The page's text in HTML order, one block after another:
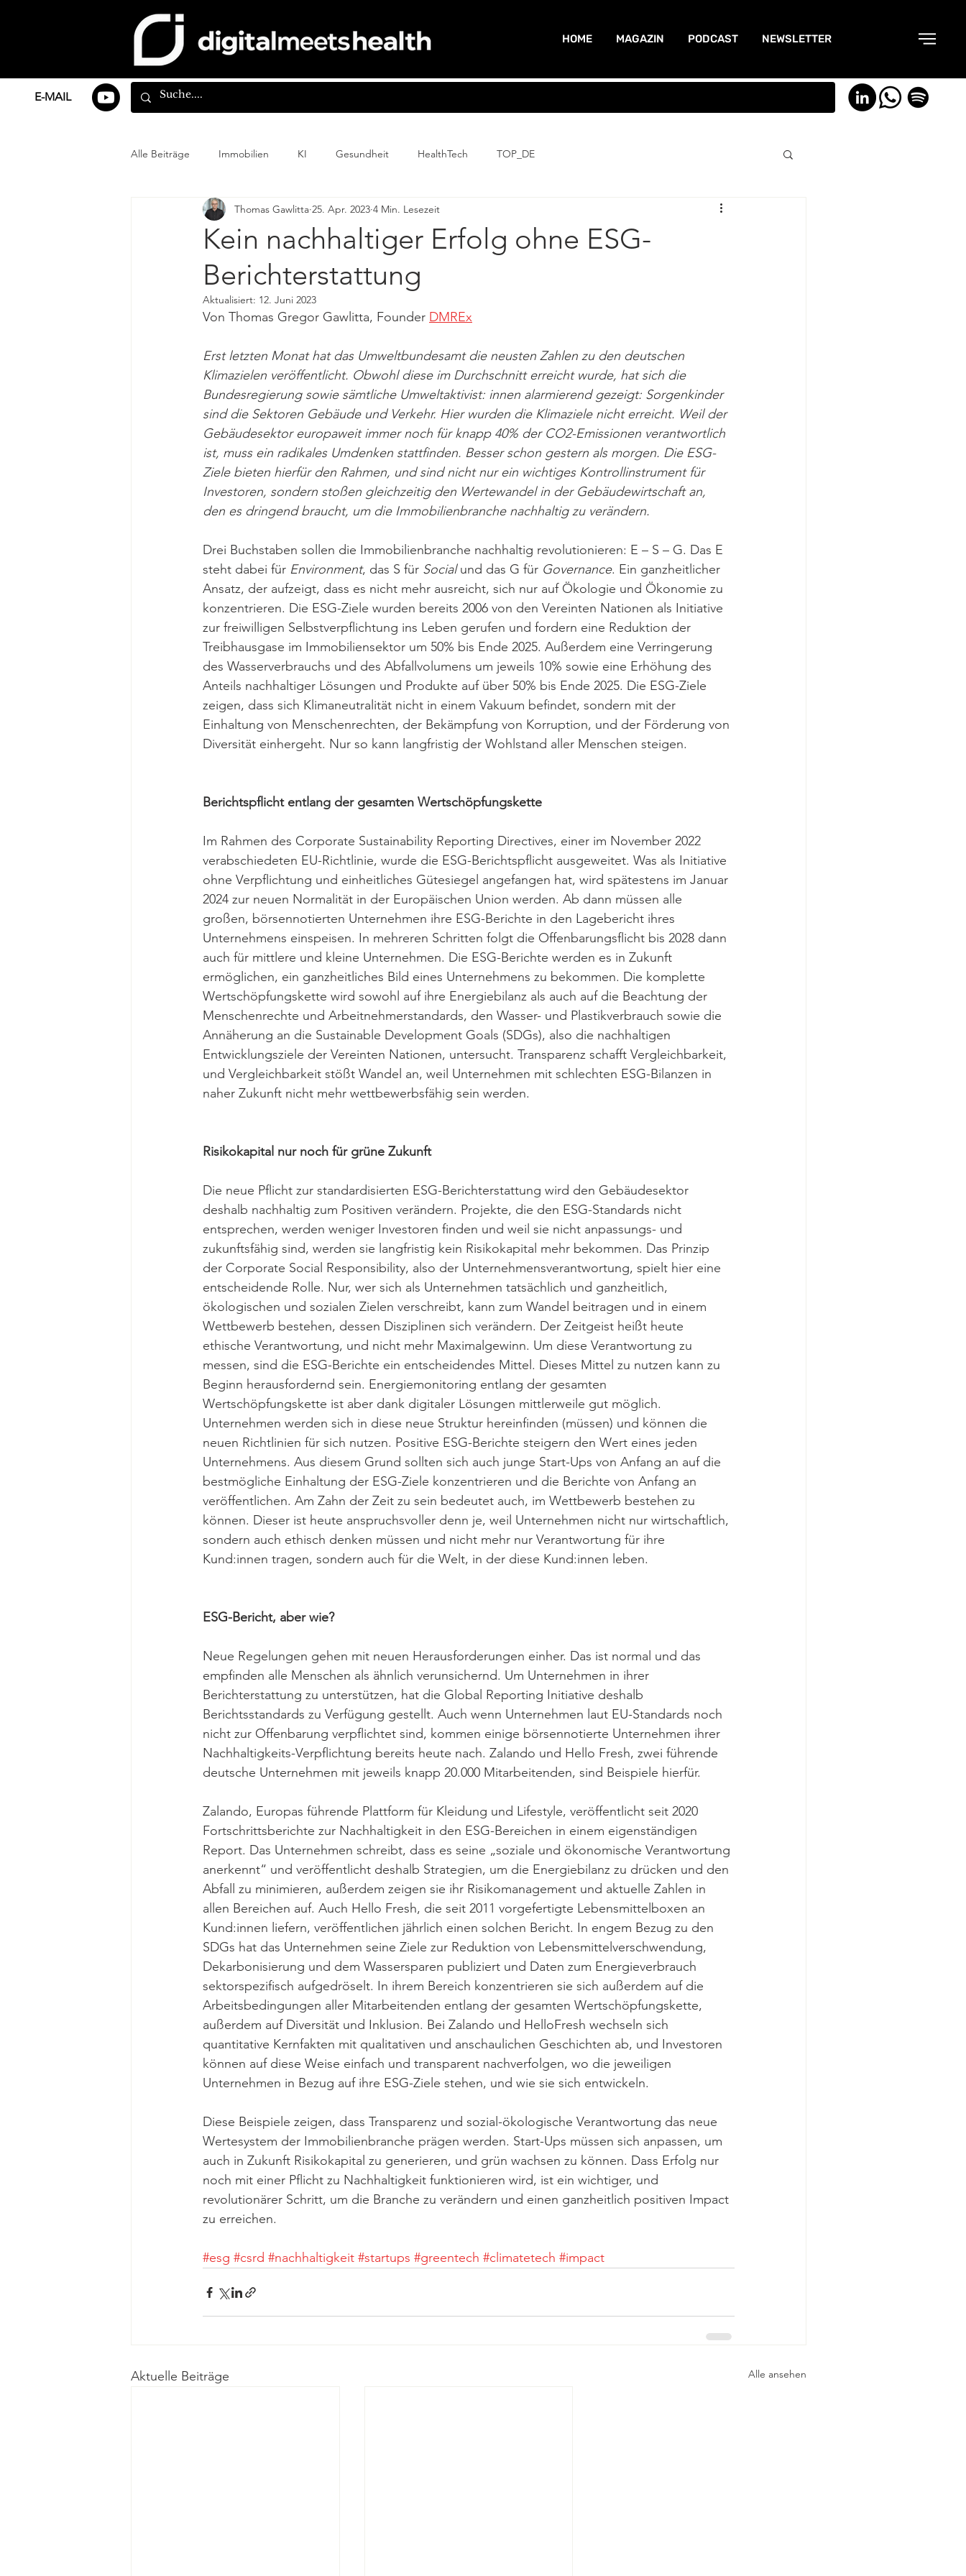
E-MAIL
HOME MAGAZIN PODCAST NEWSLETTER
Alle Beiträge Immobilien KI Gesundheit HealthTech TOP_DE
Kein nachhaltiger Erfolg ohne ESG-
Berichterstattung
Thomas Gawlitta 25. Apr. 2023 4 Min. Lesezeit
Aktualisiert: 12. Juni 2023
Von Thomas Gregor Gawlitta, Founder DMREx
Erst letzten Monat hat das Umweltbundesamt die neusten Zahlen zu den deutschen
Klimazielen veröffentlicht. Obwohl diese im Durchschnitt erreicht wurde, hat sich die
Bundesregierung sowie sämtliche Umweltaktivist: innen alarmierend gezeigt: Sorgenkinder
sind die Sektoren Gebäude und Verkehr. Hier wurden die Klimaziele nicht erreicht. Weil der
Gebäudesektor europaweit immer noch für knapp 40% der CO2-Emissionen verantwortlich
ist, muss ein radikales Umdenken stattfinden. Besser schon gestern als morgen. Die ESG-
Ziele bieten hierfür den Rahmen, und sind nicht nur ein wichtiges Kontrollinstrument für
Investoren, sondern stoßen gleichzeitig den Wertewandel in der Gebäudewirtschaft an,
den es dringend braucht, um die Immobilienbranche nachhaltig zu verändern.
Drei Buchstaben sollen die Immobilienbranche nachhaltig revolutionieren: E – S – G. Das E
steht dabei für Environment, das S für Social und das G für Governance. Ein ganzheitlicher
Ansatz, der aufzeigt, dass es nicht mehr ausreicht, sich nur auf Ökologie und Ökonomie zu
konzentrieren. Die ESG-Ziele wurden bereits 2006 von den Vereinten Nationen als Initiative
zur freiwilligen Selbstverpflichtung ins Leben gerufen und fordern eine Reduktion der
Treibhausgase im Immobiliensektor um 50% bis Ende 2025. Außerdem eine Verringerung
des Wasserverbrauchs und des Abfallvolumens um jeweils 10% sowie eine Erhöhung des
Anteils nachhaltiger Lösungen und Produkte auf über 50% bis Ende 2025. Die ESG-Ziele
zeigen, dass sich Klimaneutralität nicht in einem Vakuum befindet, sondern mit der
Einhaltung von Menschenrechten, der Bekämpfung von Korruption, und der Förderung von
Diversität einhergeht. Nur so kann langfristig der Wohlstand aller Menschen steigen.
Berichtspflicht entlang der gesamten Wertschöpfungskette
Im Rahmen des Corporate Sustainability Reporting Directives, einer im November 2022
verabschiedeten EU-Richtlinie, wurde die ESG-Berichtspflicht ausgeweitet. Was als Initiative
ohne Verpflichtung und einheitliches Gütesiegel angefangen hat, wird spätestens im Januar
2024 zur neuen Normalität in der Europäischen Union werden. Ab dann müssen alle
großen, börsennotierten Unternehmen ihre ESG-Berichte in den Lagebericht ihres
Unternehmens einspeisen. In mehreren Schritten folgt die Offenbarungsflicht bis 2028 dann
auch für mittlere und kleine Unternehmen. Die ESG-Berichte werden es in Zukunft
ermöglichen, ein ganzheitliches Bild eines Unternehmens zu bekommen. Die komplette
Wertschöpfungskette wird sowohl auf ihre Energiebilanz als auch auf die Beachtung der
Menschenrechte und Arbeitnehmerstandards, den Wasser- und Plastikverbrauch sowie die
Annäherung an die Sustainable Development Goals (SDGs), also die nachhaltigen
Entwicklungsziele der Vereinten Nationen, untersucht. Transparenz schafft Vergleichbarkeit,
und Vergleichbarkeit stößt Wandel an, weil Unternehmen mit schlechten ESG-Bilanzen in
naher Zukunft nicht mehr wettbewerbsfähig sein werden.
Risikokapital nur noch für grüne Zukunft
Die neue Pflicht zur standardisierten ESG-Berichterstattung wird den Gebäudesektor
deshalb nachhaltig zum Positiven verändern. Projekte, die den ESG-Standards nicht
entsprechen, werden weniger Investoren finden und weil sie nicht anpassungs- und
zukunftsfähig sind, werden sie langfristig kein Risikokapital mehr bekommen. Das Prinzip
der Corporate Social Responsibility, also der Unternehmensverantwortung, spielt hier eine
entscheidende Rolle. Nur, wer sich als Unternehmen tatsächlich und ganzheitlich,
ökologischen und sozialen Zielen verschreibt, kann zum Wandel beitragen und in einem
Wettbewerb bestehen, dessen Disziplinen sich verändern. Der Zeitgeist heißt heute
ethische Verantwortung, und nicht mehr Maximalgewinn. Um diese Verantwortung zu
messen, sind die ESG-Berichte ein entscheidendes Mittel. Dieses Mittel zu nutzen kann zu
Beginn herausfordernd sein. Energiemonitoring entlang der gesamten
Wertschöpfungskette ist aber dank digitaler Lösungen mittlerweile gut möglich.
Unternehmen werden sich in diese neue Struktur hereinfinden (müssen) und können die
neuen Richtlinien für sich nutzen. Positive ESG-Berichte steigern den Wert eines jeden
Unternehmens. Aus diesem Grund sollten sich auch junge Start-Ups von Anfang an auf die
bestmögliche Einhaltung der ESG-Ziele konzentrieren und die Berichte von Anfang an
veröffentlichen. Am Zahn der Zeit zu sein bedeutet auch, im Wettbewerb bestehen zu
können. Dieser ist heute anspruchsvoller denn je, weil Unternehmen nicht nur wirtschaftlich,
sondern auch ethisch denken müssen und nicht mehr nur Verantwortung für ihre
Kund:innen tragen, sondern auch für die Welt, in der diese Kund:innen leben.
ESG-Bericht, aber wie?
Neue Regelungen gehen mit neuen Herausforderungen einher. Das ist normal und das
empfinden alle Menschen als ähnlich verunsichernd. Um Unternehmen in ihrer
Berichterstattung zu unterstützen, hat die Global Reporting Initiative deshalb
Berichtsstandards zu Verfügung gestellt. Auch wenn Unternehmen laut EU-Standards noch
nicht zur Offenbarung verpflichtet sind, kommen einige börsennotierte Unternehmen ihrer
Nachhaltigkeits-Verpflichtung bereits heute nach. Zalando und Hello Fresh, zwei führende
deutsche Unternehmen mit jeweils knapp 20.000 Mitarbeitenden, sind Beispiele hierfür.
Zalando, Europas führende Plattform für Kleidung und Lifestyle, veröffentlicht seit 2020
Fortschrittsberichte zur Nachhaltigkeit in den ESG-Bereichen in einem eigenständigen
Report. Das Unternehmen schreibt, dass es seine „soziale und ökonomische Verantwortung
anerkennt“ und veröffentlicht deshalb Strategien, um die Energiebilanz zu drücken und den
Abfall zu minimieren, außerdem zeigen sie ihr Risikomanagement und aktuelle Zahlen in
allen Bereichen auf. Auch Hello Fresh, die seit 2011 vorgefertigte Lebensmittelboxen an
Kund:innen liefern, veröffentlichen jährlich einen solchen Bericht. In engem Bezug zu den
SDGs hat das Unternehmen seine Ziele zur Reduktion von Lebensmittelverschwendung,
Dekarbonisierung und dem Wassersparen publiziert und Daten zum Energieverbrauch
sektorspezifisch aufgedröselt. In ihrem Bereich konzentrieren sie sich außerdem auf die
Arbeitsbedingungen aller Mitarbeitenden entlang der gesamten Wertschöpfungskette,
außerdem auf Diversität und Inklusion. Bei Zalando und HelloFresh wechseln sich
quantitative Kernfakten mit qualitativen und anschaulichen Geschichten ab, und Investoren
können auf diese Weise einfach und transparent nachverfolgen, wo die jeweiligen
Unternehmen in Bezug auf ihre ESG-Ziele stehen, und wie sie sich entwickeln.
Diese Beispiele zeigen, dass Transparenz und sozial-ökologische Verantwortung das neue
Wertesystem der Immobilienbranche prägen werden. Start-Ups müssen sich anpassen, um
auch in Zukunft Risikokapital zu generieren, und grün wachsen zu können. Dass Erfolg nur
noch mit einer Pflicht zu Nachhaltigkeit funktionieren wird, ist ein wichtiger, und
revolutionärer Schritt, um die Branche zu verändern und einen ganzheitlich positiven Impact
zu erreichen.
#esg #csrd #nachhaltigkeit #startups #greentech #climatetech #impact
Aktuelle Beiträge Alle ansehen